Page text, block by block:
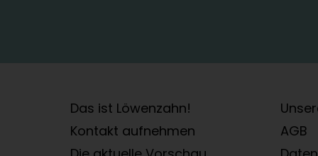
Das ist Löwenzahn!
Kontakt aufnehmen
AGB